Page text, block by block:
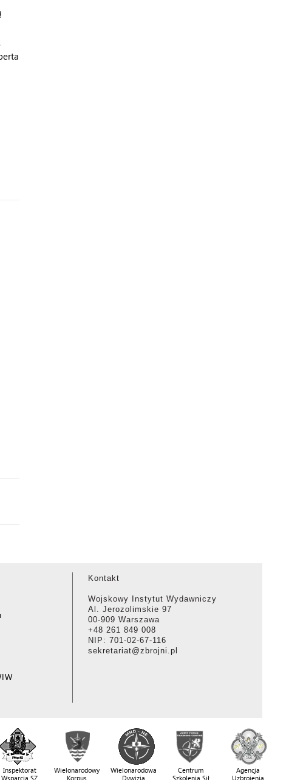
Kontakt
Wojskowy Instytut Wydawniczy
Al. Jerozolimskie 97
00-909 Warszawa
+48 261 849 008
NIP: 701-02-67-116
sekretariat@zbrojni.pl
Inspektorat
Wsparcia SZ
Wielonarodowy
Korpus
Wielonarodowa
Dywizja
Centrum
Szkolenia Sił
Agencja
Uzbrojenia